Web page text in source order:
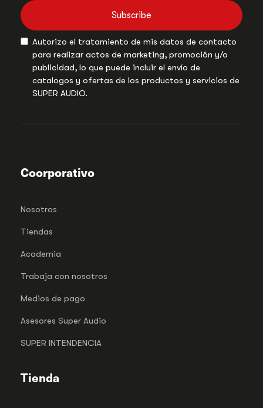
Subscribe
Autorizo el tratamiento de mis datos de contacto
para realizar actos de marketing, promoción y/o
publicidad, lo que puede incluir el envío de
catalogos y ofertas de los productos y servicios de
SUPER AUDIO.
Coorporativo
Nosotros
Tiendas
Academia
Trabaja con nosotros
Medios de pago
Asesores Super Audio
SUPER INTENDENCIA
Tienda